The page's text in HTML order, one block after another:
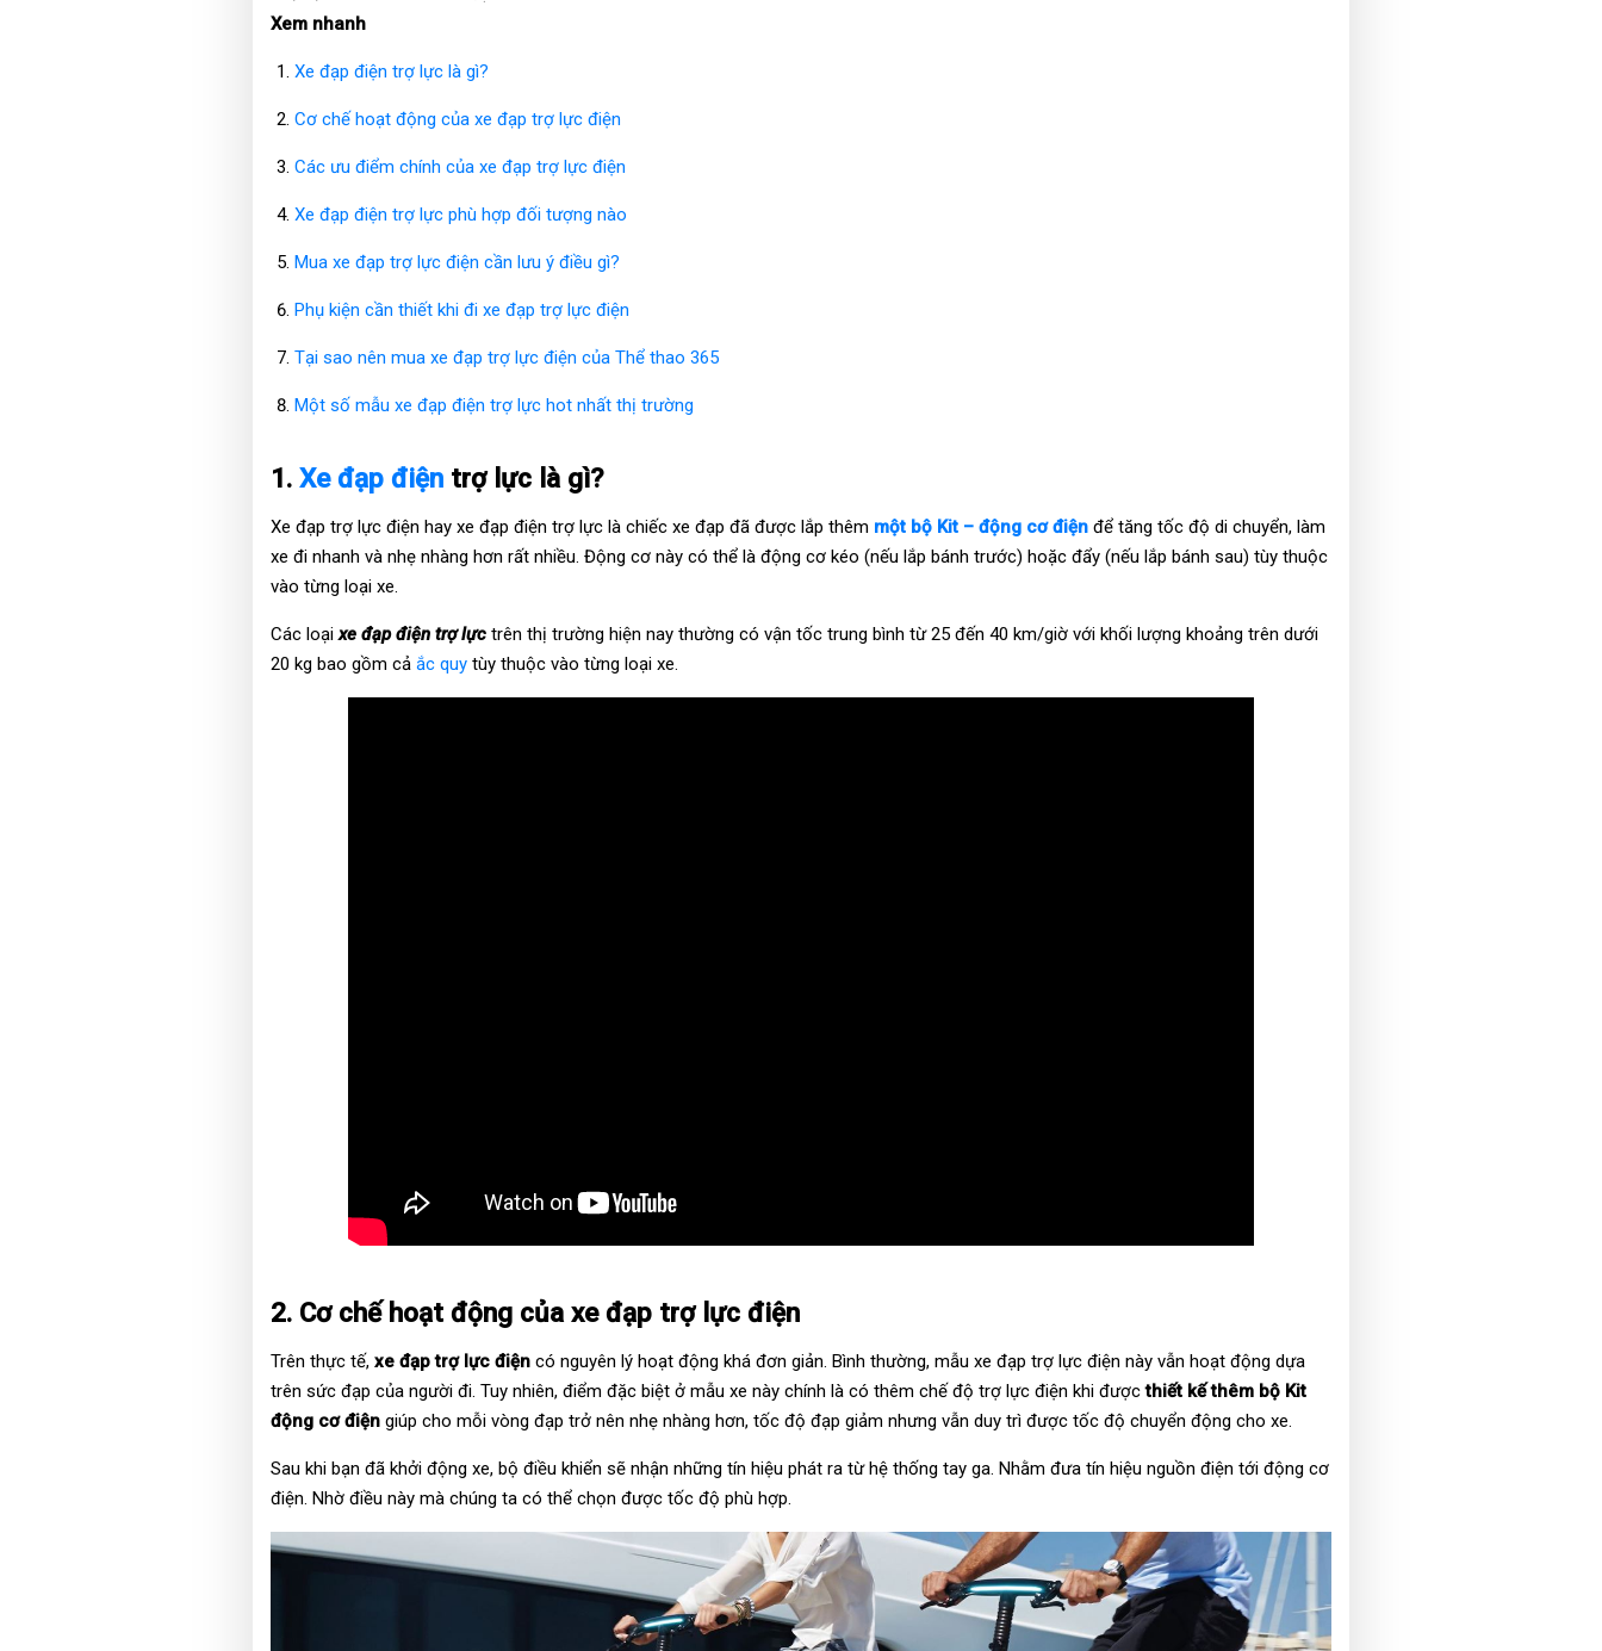
Xem nhanh
Xe đạp điện trợ lực là gì?
Cơ chế hoạt động của xe đạp trợ lực điện
Các ưu điểm chính của xe đạp trợ lực điện
Xe đạp điện trợ lực phù hợp đối tượng nào
Mua xe đạp trợ lực điện cần lưu ý điều gì?
Phụ kiện cần thiết khi đi xe đạp trợ lực điện
Tại sao nên mua xe đạp trợ lực điện của Thể thao 365
Một số mẫu xe đạp điện trợ lực hot nhất thị trường
1. Xe đạp điện trợ lực là gì?
Xe đạp trợ lực điện hay xe đạp điện trợ lực là chiếc xe đạp đã được lắp thêm một bộ Kit – động cơ điện để tăng tốc độ di chuyển, làm
xe đi nhanh và nhẹ nhàng hơn rất nhiều. Động cơ này có thể là động cơ kéo (nếu lắp bánh trước) hoặc đẩy (nếu lắp bánh sau) tùy thuộc
vào từng loại xe.
Các loạixe đạp điện trợ lực trên thị trường hiện nay thường có vận tốc trung bình từ 25 đến 40 km/giờ với khối lượng khoảng trên dưới
20 kg bao gồm cả ắc quy tùy thuộc vào từng loại xe.
2. Cơ chế hoạt động của xe đạp trợ lực điện
Trên thực tế, xe đạp trợ lực điện có nguyên lý hoạt động khá đơn giản. Bình thường, mẫu xe đạp trợ lực điện này vẫn hoạt động dựa
trên sức đạp của người đi. Tuy nhiên, điểm đặc biệt ở mẫu xe này chính là có thêm chế độ trợ lực điện khi đượcthiết kế thêm bộ Kit
động cơ điện giúp cho mỗi vòng đạp trở nên nhẹ nhàng hơn, tốc độ đạp giảm nhưng vẫn duy trì được tốc độ chuyển động cho xe.
Sau khi bạn đã khởi động xe, bộ điều khiển sẽ nhận những tín hiệu phát ra từ hệ thống tay ga. Nhằm đưa tín hiệu nguồn điện tới động cơ
điện. Nhờ điều này mà chúng ta có thể chọn được tốc độ phù hợp.